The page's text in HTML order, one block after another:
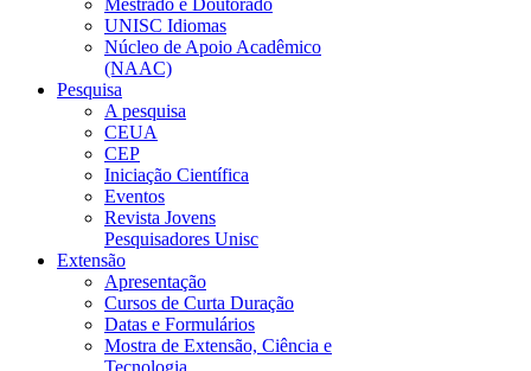
Mestrado e Doutorado
UNISC Idiomas
Núcleo de Apoio Acadêmico
(NAAC)
Pesquisa
A pesquisa
CEUA
CEP
Iniciação Científica
Eventos
Revista Jovens
Pesquisadores Unisc
Extensão
Apresentação
Cursos de Curta Duração
Datas e Formulários
Mostra de Extensão, Ciência e
Tecnologia